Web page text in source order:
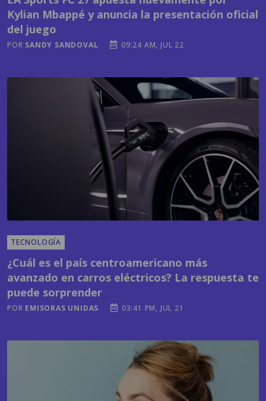
Kylian Mbappé y anuncia la presentación oficial
del juego
POR SANDY SANDOVAL 09:24 AM, JUL 22
TECNOLOGÍA
¿Cuál es el país centroamericano más
avanzado en carros eléctricos? La respuesta te
puede sorprender
POR EMISORAS UNIDAS 03:41 PM, JUL 21